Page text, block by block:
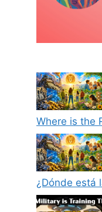
Where is the
¿Dónde está